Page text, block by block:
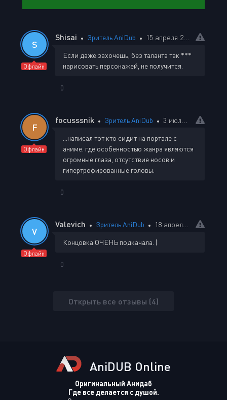
S
Офлайн
Shisai Зритель AniDub 15 апреля 2026 14:25
Если даже захочешь, без таланта так ***
нарисовать персонажей, не получится.
0
F
Офлайн
focusssnik Зритель AniDub 3 июля 2026 02:13
...написал тот кто сидит на портале с
аниме. где особенностью жанра являются
огромные глаза, отсутствие носов и
гипертрофированные головы.
0
V
Офлайн
Valevich Зритель AniDub 18 апреля 2026 19:54
Концовка ОЧЕНЬ подкачала. (
0
Открыть все отзывы (4)
AniDUB Online
Оригинальный Анидаб
Где все делается с душой.